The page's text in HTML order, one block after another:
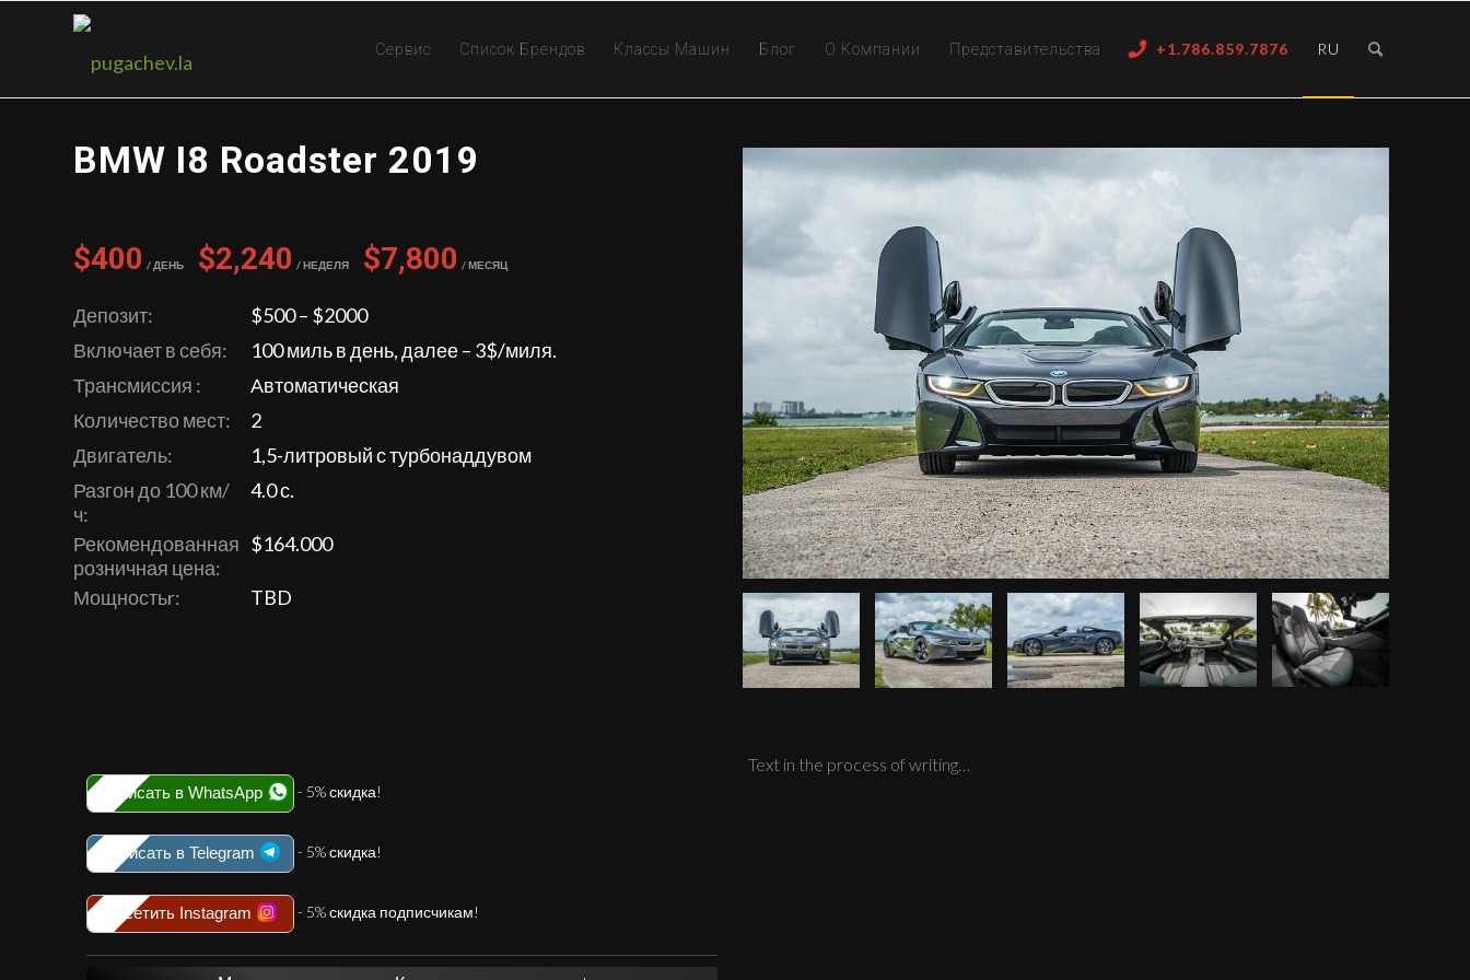
Сервис Список Брендов Классы Машин Блог О Компании Представительства +1.786.859.7876 RU
BMW I8 Roadster 2019
$400 / День $2,240 / Неделя $7,800 / Месяц
Депозит:
$500 – $2000
Включает в себя:
100 миль в день, далее – 3$/миля.
Трансмиссия :
Автоматическая
Количество мест:
2
Двигатель:
1,5-литровый с турбонаддувом
Разгон до 100 км/
ч:
4.0 с.
Рекомендованная
розничная цена:
$164.000
Мощностьr: TBD
Написать в WhatsApp - 5% скидка!
Написать в Telegram - 5% скидка!
Посетить Instagram - 5% скидка подписчикам!
Text in the process of writing…